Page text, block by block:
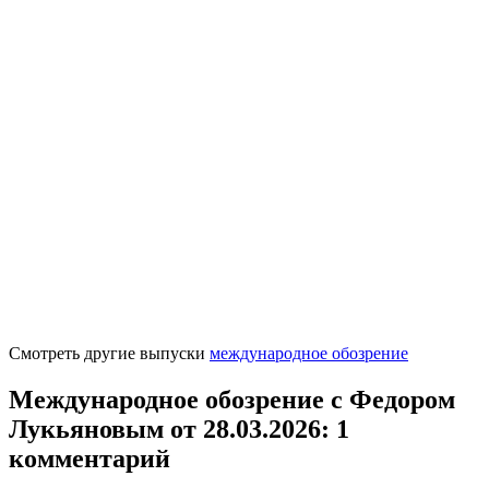
Смотреть другие выпуски международное обозрение
Международное обозрение с Федором
Лукьяновым от 28.03.2026: 1
комментарий